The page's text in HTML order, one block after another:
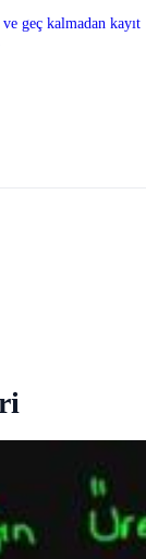
geç kalmadan kayıt